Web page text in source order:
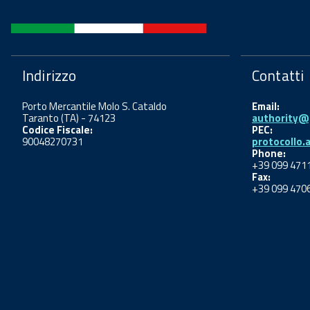
Indirizzo
Porto Mercantile Molo S. Cataldo
Taranto (TA) - 74123
Codice Fiscale:
90048270731
Contatti
Email:
PEC:
Phone:
+39 099
Fax:
+39 099